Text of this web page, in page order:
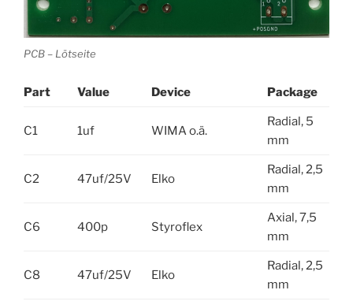
PCB – Lötseite
Part Value Device Package
C1 1uf WIMA o.ä.
Radial, 5
mm
C2 47uf/25V Elko
Radial, 2,5
mm
C6 400p Styroflex
Axial, 7,5
mm
C8 47uf/25V Elko
Radial, 2,5
mm